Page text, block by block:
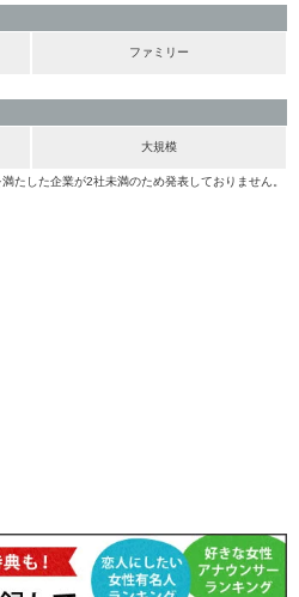
ファミリー
大規模
たした企業が2社未満のため発表しておりません。